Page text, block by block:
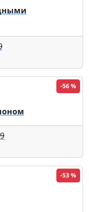
-56 %
-53 %